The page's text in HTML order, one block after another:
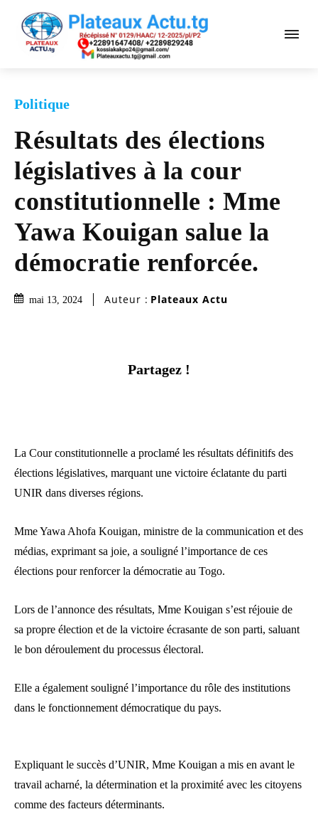
Politique
Résultats des élections
législatives à la cour
constitutionnelle : Mme
Yawa Kouigan salue la
démocratie renforcée.
mai 13, 2024 Auteur : Plateaux Actu
Partagez !
La Cour constitutionnelle a proclamé les résultats définitifs des
élections législatives, marquant une victoire éclatante du parti
UNIR dans diverses régions.
Mme Yawa Ahofa Kouigan, ministre de la communication et des
médias, exprimant sa joie, a souligné l’importance de ces
élections pour renforcer la démocratie au Togo.
Lors de l’annonce des résultats, Mme Kouigan s’est réjouie de
sa propre élection et de la victoire écrasante de son parti, saluant
le bon déroulement du processus électoral.
Elle a également souligné l’importance du rôle des institutions
dans le fonctionnement démocratique du pays.
Expliquant le succès d’UNIR, Mme Kouigan a mis en avant le
travail acharné, la détermination et la proximité avec les citoyens
comme des facteurs déterminants.